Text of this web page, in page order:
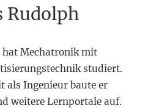
Rudolph
hat Mechatronik mit
studiert.
als Ingenieur baute er
weitere Lernportale auf.